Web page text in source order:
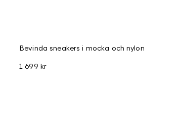
Bevinda sneakers i mocka och nylon
1 699 kr